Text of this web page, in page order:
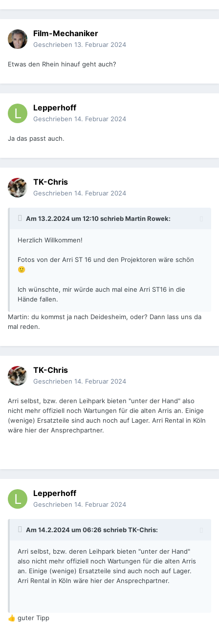
Film-Mechaniker
Geschrieben 13. Februar 2024
Etwas den Rhein hinauf geht auch?
Lepperhoff
Geschrieben 14. Februar 2024
Ja das passt auch.
TK-Chris
Geschrieben 14. Februar 2024
Am 13.2.2024 um 12:10 schriebMartin Rowek:
Herzlich Willkommen!
Fotos von der Arri ST 16 und den Projektoren wäre schön
🙂
Ich wünschte, mir würde auch mal eine Arri ST16 in die
Hände fallen.
Martin: du kommst ja nach Deidesheim, oder? Dann lass uns da
mal reden.
TK-Chris
Geschrieben 14. Februar 2024
Arri selbst, bzw. deren Leihpark bieten "unter der Hand" also
nicht mehr offiziell noch Wartungen für die alten Arris an. Einige
(wenige) Ersatzteile sind auch noch auf Lager. Arri Rental in Köln
wäre hier der Ansprechpartner.
Lepperhoff
Geschrieben 14. Februar 2024
Am 14.2.2024 um 06:26 schriebTK-Chris:
Arri selbst, bzw. deren Leihpark bieten "unter der Hand"
also nicht mehr offiziell noch Wartungen für die alten Arris
an. Einige (wenige) Ersatzteile sind auch noch auf Lager.
Arri Rental in Köln wäre hier der Ansprechpartner.
👍 guter Tipp